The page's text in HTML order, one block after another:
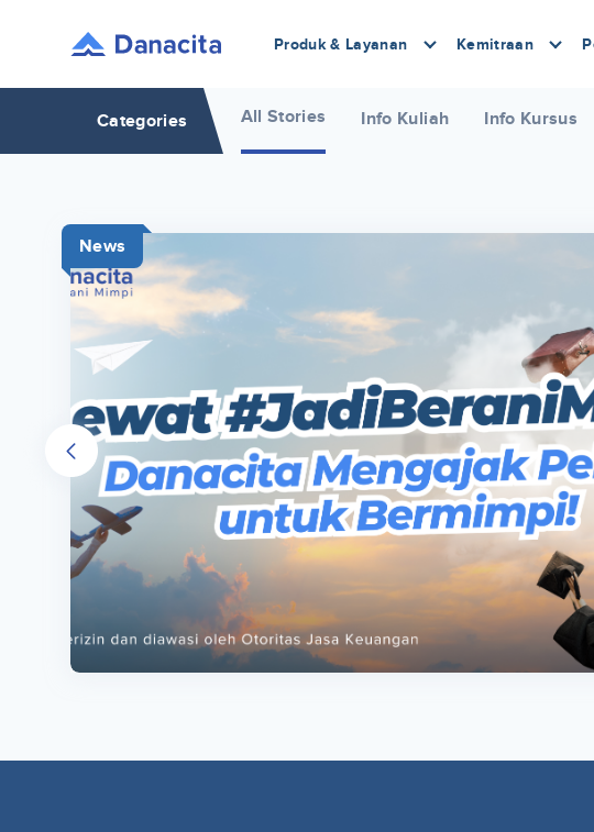
Produk & Layanan Kemitraan
Categories All Stories Info Kuliah Info Kursus
News